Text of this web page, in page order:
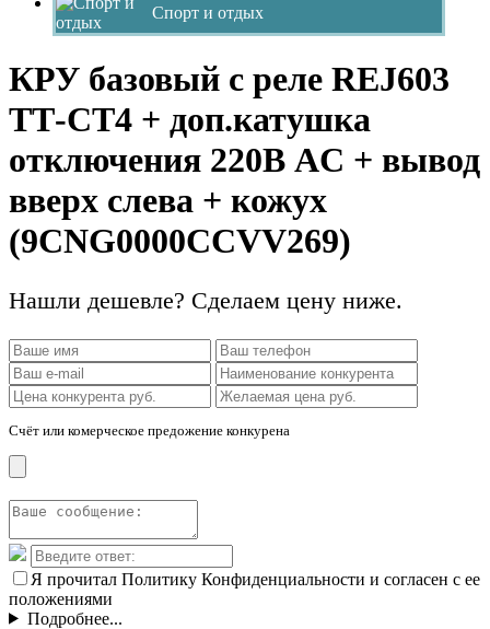
Спорт и отдых
КРУ базовый с реле REJ603
ТТ-CT4 + доп.катушка
отключения 220В AC + вывод
вверх слева + кожух
(9CNG0000CCVV269)
Нашли дешевле? Сделаем цену ниже.
Счёт или комерческое предожение конкурена
Я прочитал Политику Конфиденциальности и согласен с ее
положениями
Подробнее...